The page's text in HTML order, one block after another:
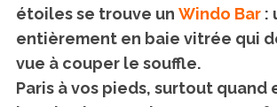
étoiles se trouve un Windo Bar:
entièrement en baie vitrée qui
vue à couper le souffle.
Paris à vos pieds, surtout quand